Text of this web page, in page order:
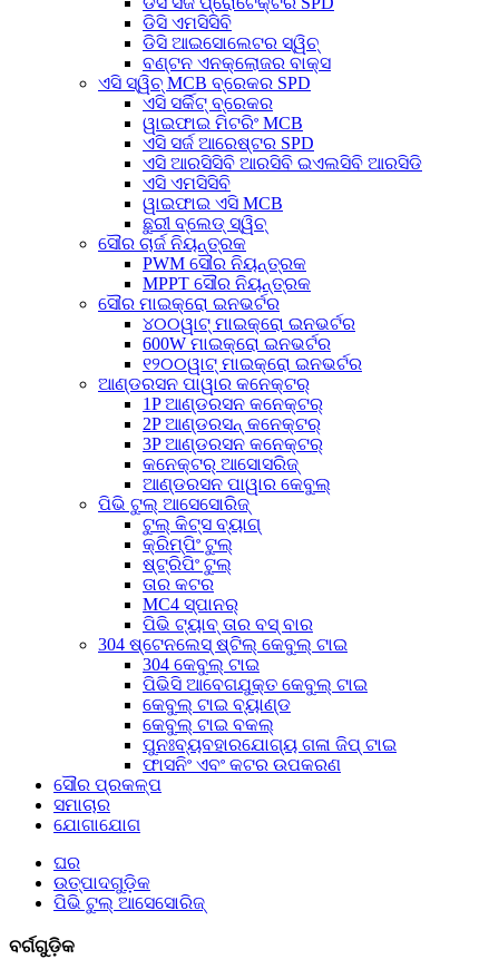
ଡିସି ଏମସିସିବି
ଡିସି ଆଇସୋଲେଟର ସ୍ୱିଚ୍
ବଣ୍ଟନ ଏନକ୍ଲୋଜର ବାକ୍ସ
ଏସି ସ୍ୱିଚ୍ MCB ବ୍ରେକର SPD
ଏସି ସର୍କିଟ୍ ବ୍ରେକର
ୱାଇଫାଇ ମିଟରିଂ MCB
ଏସି ସର୍ଜ ଆରେଷ୍ଟର SPD
ଏସି ଆରସିସିବି ଆରସିବି ଇଏଲସିବି ଆରସିଡି
ଏସି ଏମସିସିବି
ୱାଇଫାଇ ଏସି MCB
ଛୁରୀ ବ୍ଲେଡ୍ ସ୍ୱିଚ୍
ସୌର ଚାର୍ଜ ନିୟନ୍ତ୍ରକ
PWM ସୌର ନିୟନ୍ତ୍ରକ
MPPT ସୌର ନିୟନ୍ତ୍ରକ
ସୌର ମାଇକ୍ରୋ ଇନଭର୍ଟର
୪୦୦ୱାଟ୍ ମାଇକ୍ରୋ ଇନଭର୍ଟର
600W ମାଇକ୍ରୋ ଇନଭର୍ଟର
୧୨୦୦ୱାଟ୍ ମାଇକ୍ରୋ ଇନଭର୍ଟର
ଆଣ୍ଡରସନ ପାୱାର କନେକ୍ଟର୍
1P ଆଣ୍ଡରସନ କନେକ୍ଟର୍
2P ଆଣ୍ଡରସନ୍ କନେକ୍ଟର୍
3P ଆଣ୍ଡରସନ କନେକ୍ଟର୍
କନେକ୍ଟର୍ ଆସୋସରିଜ୍
ଆଣ୍ଡରସନ ପାୱାର କେବୁଲ୍
ପିଭି ଟୁଲ୍ ଆସେସୋରିଜ୍
ଟୁଲ୍ କିଟ୍ସ ବ୍ୟାଗ୍
କ୍ରିମ୍ପିଂ ଟୁଲ୍
ଷ୍ଟ୍ରିପିଂ ଟୁଲ୍
ତାର କଟର
MC4 ସ୍ପାନର୍
ପିଭି ଟ୍ୟାବ୍ ତାର ବସ୍ ବାର
304 ଷ୍ଟେନଲେସ୍ ଷ୍ଟିଲ୍ କେବୁଲ୍ ଟାଇ
304 କେବୁଲ୍ ଟାଇ
ପିଭିସି ଆବେଗଯୁକ୍ତ କେବୁଲ୍ ଟାଇ
କେବୁଲ୍ ଟାଇ ବ୍ୟାଣ୍ଡ
କେବୁଲ୍ ଟାଇ ବକଲ୍
ପୁନଃବ୍ୟବହାରଯୋଗ୍ୟ ଗଳା ଜିପ୍ ଟାଇ
ଫାସନିଂ ଏବଂ କଟର ଉପକରଣ
ସୌର ପ୍ରକଳ୍ପ
ସମାଚାର
ଯୋଗାଯୋଗ
ଘର
ଉତ୍ପାଦଗୁଡ଼ିକ
ପିଭି ଟୁଲ୍ ଆସେସୋରିଜ୍
ବର୍ଗଗୁଡ଼ିକ